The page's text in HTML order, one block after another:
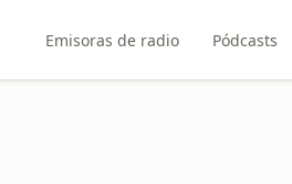
Emisoras de radio Pódcasts